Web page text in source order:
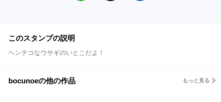
このスタンプの説明
ヘンテコなウサギのいとこだよ！
bocunoeの他の作品 もっと見る